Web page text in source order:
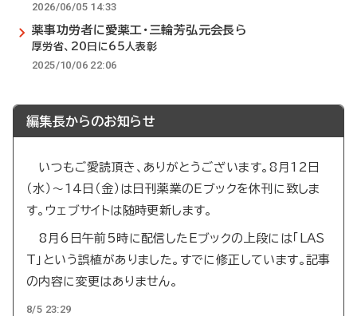
2026/06/05 14:33
薬事功労者に愛薬工・三輪芳弘元会長ら
厚労省、20日に65人表彰
2025/10/06 22:06
編集長からのお知らせ
いつもご愛読頂き、ありがとうございます。8月12日
（水）～14日（金）は日刊薬業のEブックを休刊に致しま
す。ウェブサイトは随時更新します。
8月6日午前5時に配信したEブックの上段には「LAS
T」という誤植がありました。すでに修正しています。記事
の内容に変更はありません。
8/5 23:29